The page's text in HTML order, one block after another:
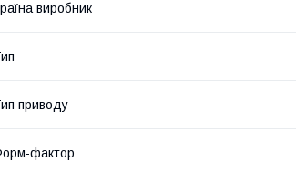
виробник
приводу
фактор